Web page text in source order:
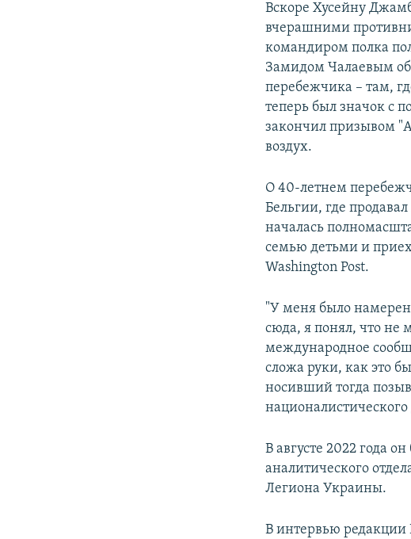
Вскоре Хусейну
вчерашними
командиром полка
Замидом Чалаевым
перебежчика – там,
теперь был значок с
закончил призывом
воздух.
О 40-летнем
Бельгии, где
началась
семью детьми и
Washington Post.
"У меня было
сюда, я понял, что
международное
сложа руки, как это
носивший тогда
В августе 2022 года
аналитического
Легиона Украины.
В интервью редакции